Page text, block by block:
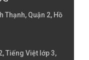
Thạnh, Quận 2, Hồ
Tiếng Việt lớp 3,